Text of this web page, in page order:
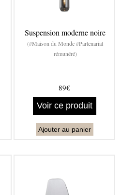
Suspension moderne noire
(#Maison du Monde #Partenariat
rémunéré)
89€
Voir ce produit
Ajouter au panier